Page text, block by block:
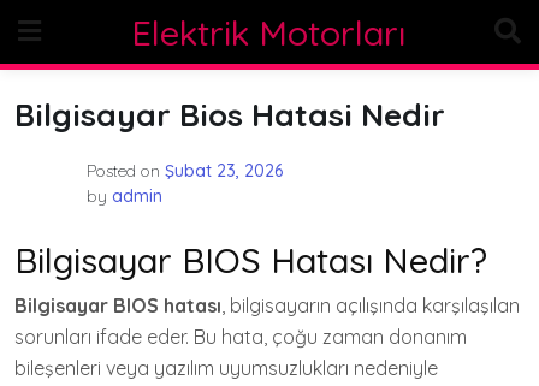
content
Elektrik Motorları
Bilgisayar Bios Hatasi Nedir
Posted on Şubat 23, 2026
by admin
Bilgisayar BIOS Hatası Nedir?
Bilgisayar BIOS hatası, bilgisayarın açılışında karşılaşılan
sorunları ifade eder. Bu hata, çoğu zaman donanım
bileşenleri veya yazılım uyumsuzlukları nedeniyle